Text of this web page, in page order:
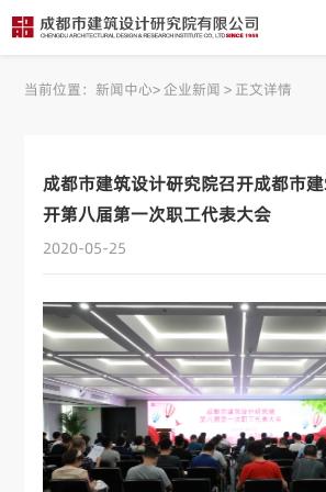
当前位置： 新闻中心>企业新闻 > 正文详情
成都市建筑设计研究院召开成都市
开第八届第一次职工代表大会
2020-05-25